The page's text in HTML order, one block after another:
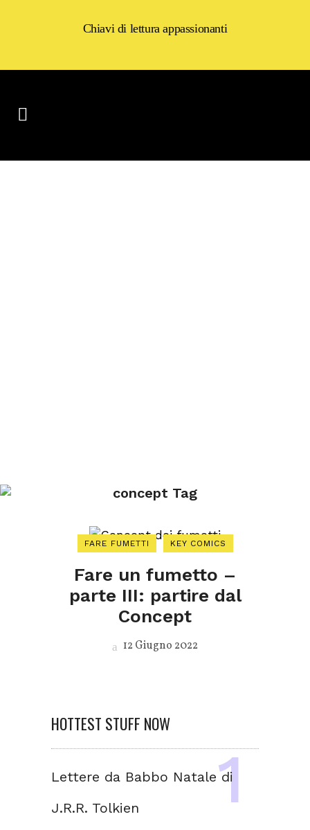
Chiavi di lettura appassionanti
concept Tag
FARE FUMETTI KEY COMICS
Fare un fumetto –
parte III: partire dal
Concept
12 Giugno 2022
HOTTEST STUFF NOW
Lettere da Babbo Natale di
J.R.R. Tolkien